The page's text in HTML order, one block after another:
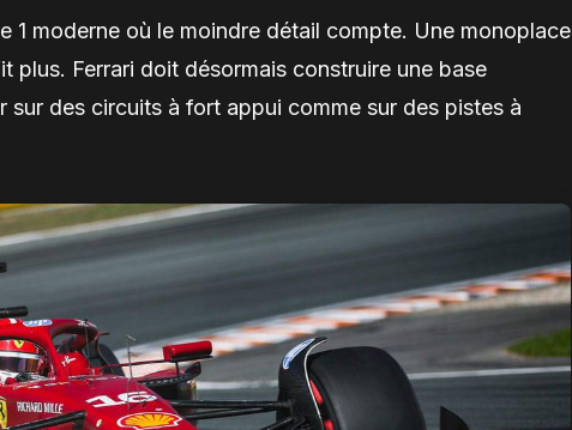
1 moderne où le moindre détail compte. Une monoplace
plus. Ferrari doit désormais construire une base
des circuits à fort appui comme sur des pistes à